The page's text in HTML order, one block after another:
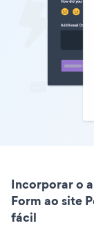
Incorporar o
Form ao site
fácil